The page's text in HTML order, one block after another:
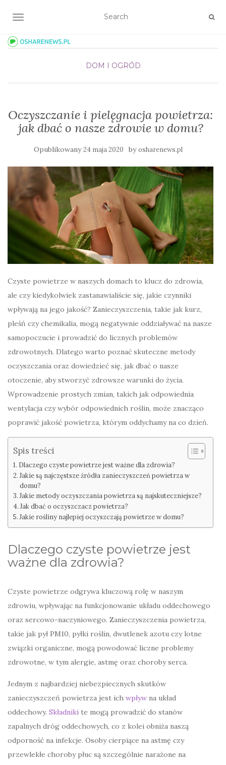
TOGGLE NAVIGATION
DOM I OGRÓD
Oczyszczanie i pielęgnacja powietrza:
jak dbać o nasze zdrowie w domu?
Opublikowany24 maja 2020 byosharenews.pl
Czyste powietrze w naszych domach to klucz do zdrowia,
ale czy kiedykolwiek zastanawialiście się, jakie czynniki
wpływają na jego jakość? Zanieczyszczenia, takie jak kurz,
pleśń czy chemikalia, mogą negatywnie oddziaływać na nasze
samopoczucie i prowadzić do licznych problemów
zdrowotnych. Dlatego warto poznać skuteczne metody
oczyszczania oraz dowiedzieć się, jak dbać o nasze
otoczenie, aby stworzyć zdrowsze warunki do życia.
Wprowadzenie prostych zmian, takich jak odpowiednia
wentylacja czy wybór odpowiednich roślin, może znacząco
poprawić jakość powietrza, którym oddychamy na co dzień.
Spis treści
Dlaczego czyste powietrze jest ważne dla zdrowia?
Jakie są najczęstsze źródła zanieczyszczeń powietrza w
domu?
Jakie metody oczyszczania powietrza są najskuteczniejsze?
Jak dbać o oczyszczacz powietrza?
Jakie rośliny najlepiej oczyszczają powietrze w domu?
Dlaczego czyste powietrze jest
ważne dla zdrowia?
Czyste powietrze odgrywa kluczową rolę w naszym
zdrowiu, wpływając na funkcjonowanie układu oddechowego
oraz sercowo-naczyniowego. Zanieczyszczenia powietrza,
takie jak pył PM10, pyłki roślin, dwutlenek azotu czy lotne
związki organiczne, mogą powodować liczne problemy
zdrowotne, w tym alergie, astmę oraz choroby serca.
Jednym z najbardziej niebezpiecznych skutków
zanieczyszczeń powietrza jest ich wpływ na układ
oddechowy. Składniki te mogą prowadzić do stanów
zapalnych dróg oddechowych, co z kolei obniża naszą
odporność na infekcje. Osoby cierpiące na astmę czy
przewlekłe choroby płuc są szczególnie narażone na